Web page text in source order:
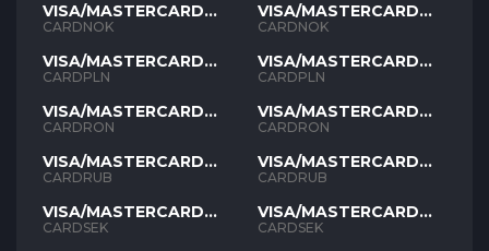
VISA/MASTERCARD
NOK
CARDNOK
VISA/MASTERCARD
PLN
CARDPLN
VISA/MASTERCARD
RON
CARDRON
VISA/MASTERCARD
RUB
CARDRUB
VISA/MASTERCARD
SEK
CARDSEK
VISA/MASTERCARD
NOK
CARDNOK
VISA/MASTERCARD
PLN
CARDPLN
VISA/MASTERCARD
RON
CARDRON
VISA/MASTERCARD
RUB
CARDRUB
VISA/MASTERCARD
SEK
CARDSEK